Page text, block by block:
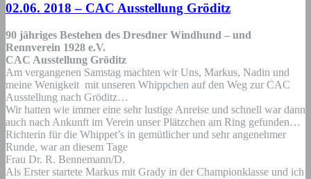
02.06. 2018 – CAC Ausstellung Gröditz
90 jähriges Bestehen des Dresdner Windhund – und
Rennverein 1928 e.V.
CAC Ausstellung Gröditz
Am vergangenen Samstag machten wir Uns, Markus, Nadin und
meine Wenigkeit mit unseren Whippchen auf den Weg zur CAC
Ausstellung nach Gröditz…
Wir hatten wie immer eine sehr lustige Anreise und schnell war dann
auch nach Ankunft im Verein unser Plätzchen am Ring gefunden…
Richterin für die Whippet’s in gemütlicher und sehr angenehmer
Runde, war an diesem Tage
Frau Dr. R. Bennemann/D.
Als Erster startete Markus mit Grady in der Championklasse und ich